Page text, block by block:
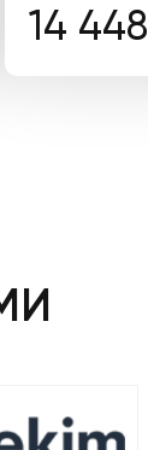
14 448